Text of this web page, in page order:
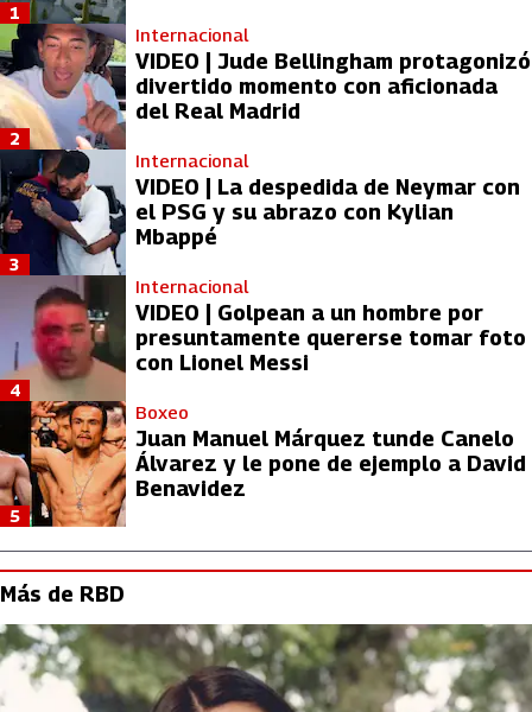
1
Internacional
VIDEO | Jude Bellingham protagonizó
divertido momento con aficionada
del Real Madrid
2
Internacional
VIDEO | La despedida de Neymar con
el PSG y su abrazo con Kylian
Mbappé
3
Internacional
VIDEO | Golpean a un hombre por
presuntamente quererse tomar foto
con Lionel Messi
4
Boxeo
Juan Manuel Márquez tunde Canelo
Álvarez y le pone de ejemplo a David
Benavidez
5
Más de RBD